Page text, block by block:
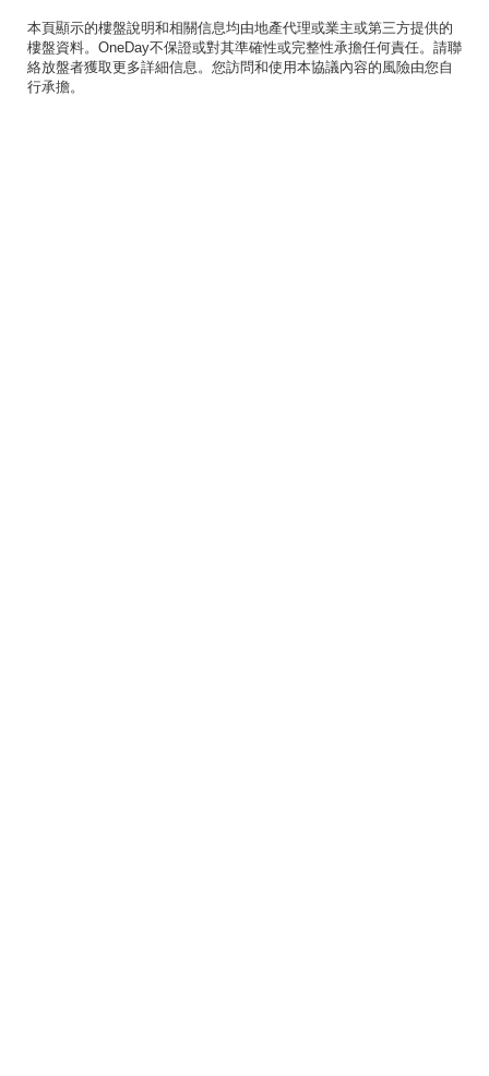
本頁顯示的樓盤說明和相關信息均由地產代理或業主或第三方提供的
樓盤資料。OneDay不保證或對其準確性或完整性承擔任何責任。請聯
絡放盤者獲取更多詳細信息。您訪問和使用本協議內容的風險由您自
行承擔。